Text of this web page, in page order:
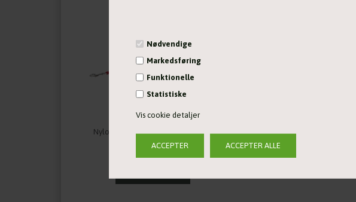
Nødvendige
Markedsføring
Funktionelle
Statistiske
Vis cookie detaljer
Nylon sporline, 10,5m - flere farver
119,00 DKK